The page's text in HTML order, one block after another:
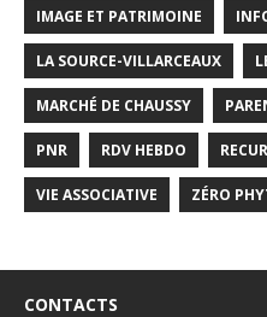
IMAGE ET PATRIMOINE
LA SOURCE-VILLARCEAUX
MARCHÉ DE CHAUSSY
PNR RDV HEBDO
VIE ASSOCIATIVE ZÉRO
CONTACTS